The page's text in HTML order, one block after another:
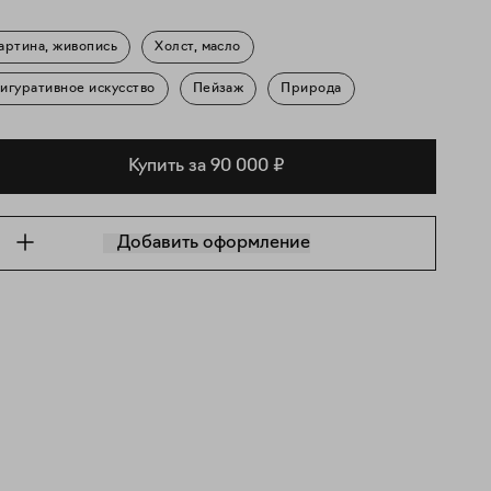
живопись Холст, масло
искусство Пейзаж Природа
Купить за 90 000 ₽
Добавить оформление